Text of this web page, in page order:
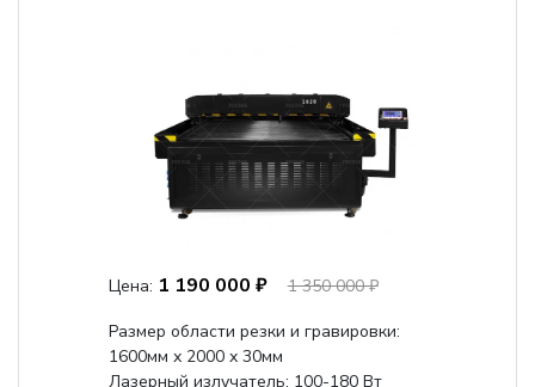
Цена: 1 190 000 ₽
1 350 000 ₽
Размер области резки и гравировки:
1600мм х 2000 х 30мм
Лазерный излучатель: 100-180 Вт